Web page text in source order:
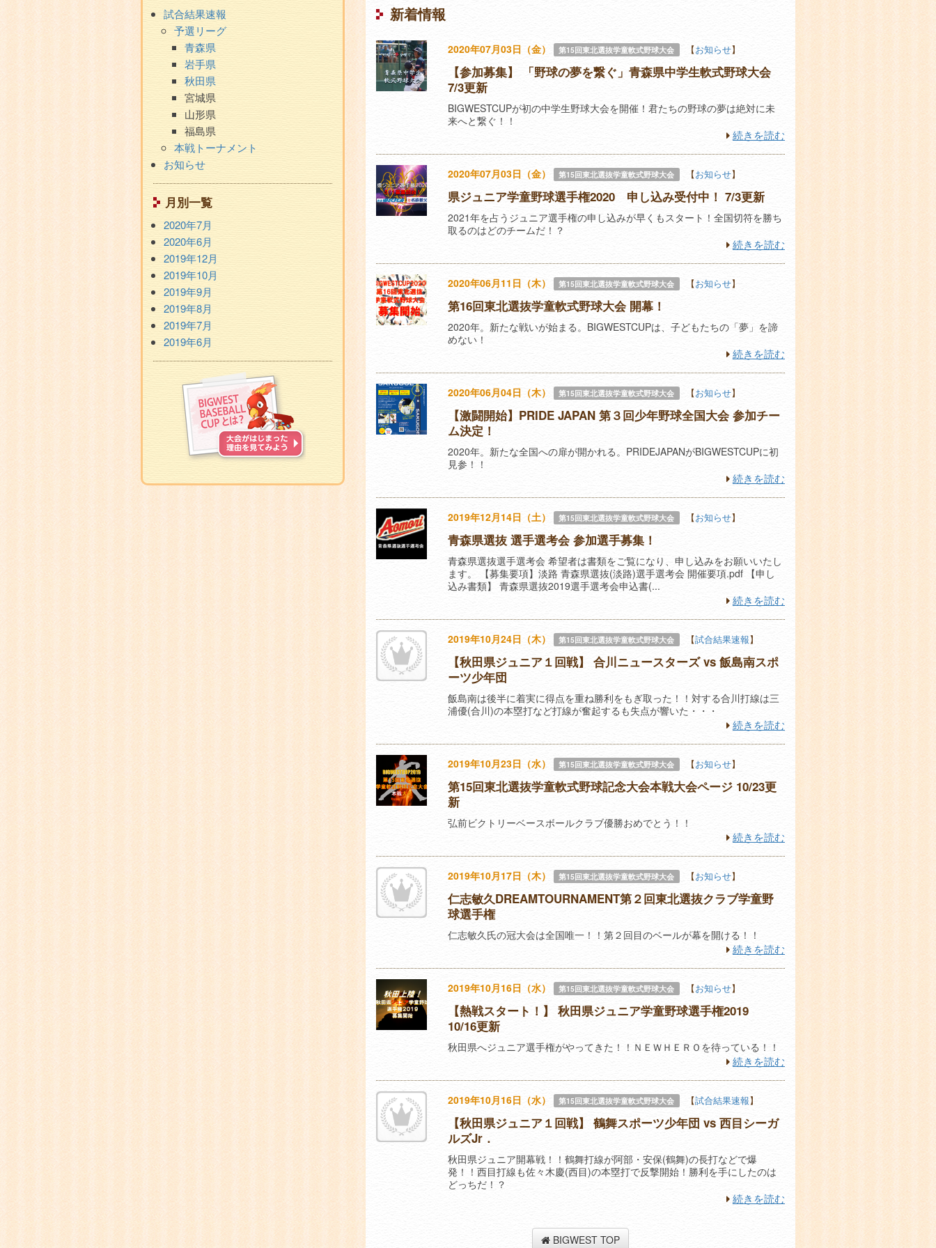
ン
ツ
リ
イ
ン
コ
ン
テ
ン
し
大
会
新着情報
2020年07月03日（金） 第15回東北選抜学童軟式野球大会 【お知らせ】
【参加募集】 「野球の夢を繋ぐ」青森県中学生軟式野球大会
7/3更新
BIGWESTCUPが初の中学生野球大会を開催！君たちの野球の夢は絶対に未
来へと繋ぐ！！
続きを読む
2020年07月03日（金） 第15回東北選抜学童軟式野球大会 【お知らせ】
県ジュニア学童野球選手権2020 申し込み受付中！ 7/3更新
2021年を占うジュニア選手権の申し込みが早くもスタート！全国切符を勝ち
取るのはどのチームだ！？
続きを読む
2020年06月11日（木） 第15回東北選抜学童軟式野球大会 【お知らせ】
第16回東北選抜学童軟式野球大会 開幕！
2020年。新たな戦いが始まる。BIGWESTCUPは、子どもたちの「夢」を諦
めない！
続きを読む
2020年06月04日（木） 第15回東北選抜学童軟式野球大会 【お知らせ】
【激闘開始】PRIDE JAPAN 第３回少年野球全国大会 参加チー
ム決定！
2020年。新たな全国への扉が開かれる。PRIDEJAPANがBIGWESTCUPに初
見参！！
続きを読む
2019年12月14日（土） 第15回東北選抜学童軟式野球大会 【お知らせ】
青森県選抜 選手選考会 参加選手募集！
青森県選抜選手選考会 希望者は書類をご覧になり、申し込みをお願いいたし
ます。 【募集要項】淡路 青森県選抜(淡路)選手選考会 開催要項.pdf 【申し
込み書類】 青森県選抜2019選手選考会申込書(...
続きを読む
2019年10月24日（木） 第15回東北選抜学童軟式野球大会 【試合結果速報】
【秋田県ジュニア１回戦】 合川ニュースターズ vs 飯島南スポ
ーツ少年団
飯島南は後半に着実に得点を重ね勝利をもぎ取った！！対する合川打線は三
浦優(合川)の本塁打など打線が奮起するも失点が響いた・・・
続きを読む
2019年10月23日（水） 第15回東北選抜学童軟式野球大会 【お知らせ】
第15回東北選抜学童軟式野球記念大会本戦大会ページ 10/23更
新
弘前ビクトリーベースボールクラブ優勝おめでとう！！
続きを読む
2019年10月17日（木） 第15回東北選抜学童軟式野球大会 【お知らせ】
仁志敏久DREAMTOURNAMENT第２回東北選抜クラブ学童野
球選手権
仁志敏久氏の冠大会は全国唯一！！第２回目のベールが幕を開ける！！
続きを読む
2019年10月16日（水） 第15回東北選抜学童軟式野球大会 【お知らせ】
【熱戦スタート！】 秋田県ジュニア学童野球選手権2019
10/16更新
秋田県へジュニア選手権がやってきた！！ＮＥＷＨＥＲＯを待っている！！
続きを読む
2019年10月16日（水） 第15回東北選抜学童軟式野球大会 【試合結果速報】
【秋田県ジュニア１回戦】 鶴舞スポーツ少年団 vs 西目シーガ
ルズJr．
秋田県ジュニア開幕戦！！鶴舞打線が阿部・安保(鶴舞)の長打などで爆
発！！西目打線も佐々木慶(西目)の本塁打で反撃開始！勝利を手にしたのは
どっちだ！？
続きを読む
BIGWEST TOP
ブ
メ
試合結果速報
予選リーグ
青森県
岩手県
秋田県
宮城県
山形県
福島県
本戦トーナメント
お知らせ
月別一覧
2020年7月
2020年6月
2019年12月
2019年10月
2019年9月
2019年8月
2019年7月
2019年6月
BIGWEST
BASEBALL
Facebook
ー